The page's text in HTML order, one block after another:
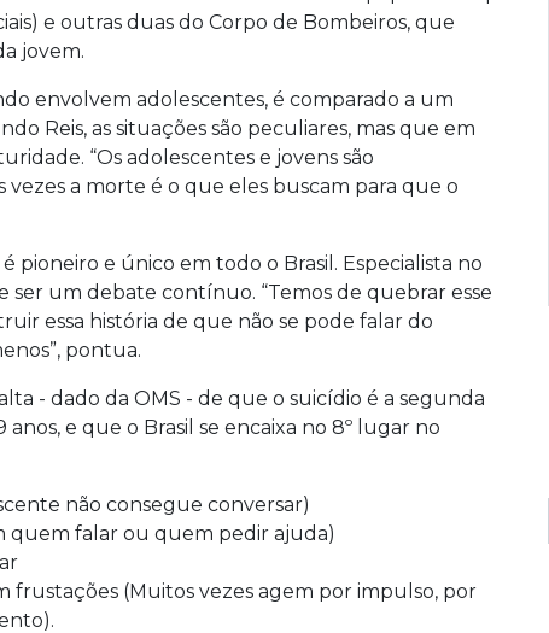
e outras duas do Corpo de Bombeiros, que
jovem.
envolvem adolescentes, é comparado a um
Reis, as situações são peculiares, mas que em
“Os adolescentes e jovens são
a morte é o que eles buscam para que o
pioneiro e único em todo o Brasil. Especialista no
ser um debate contínuo. “Temos de quebrar esse
essa história de que não se pode falar do
pontua.
- dado da OMS - de que o suicídio é a segunda
anos, e que o Brasil se encaixa no 8º lugar no
não consegue conversar)
quem falar ou quem pedir ajuda)
frustações (Muitos vezes agem por impulso, por